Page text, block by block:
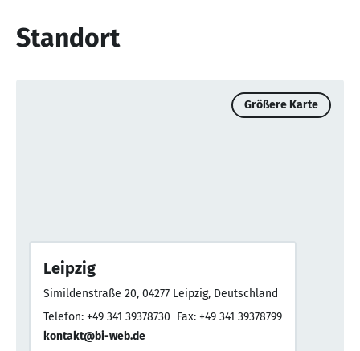
Standort
Größere Karte
Leipzig
Simildenstraße 20, 04277 Leipzig, Deutschland
Telefon: +49 341 39378730 Fax: +49 341 39378799
kontakt@bi-web.de